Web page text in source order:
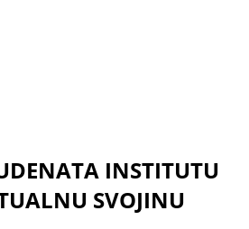
INSTITUTU
SVOJINU